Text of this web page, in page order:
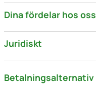
Dina fördelar hos oss
Juridiskt
Betalningsalternativ